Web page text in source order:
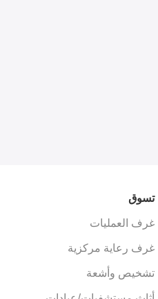
تسوق
غرف العمليات
غرف رعاية مركزية
تشخيص وأشعة